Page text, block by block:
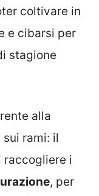
coltivare in
e cibarsi per
stagione
alla
rami: il
raccogliere i
, per